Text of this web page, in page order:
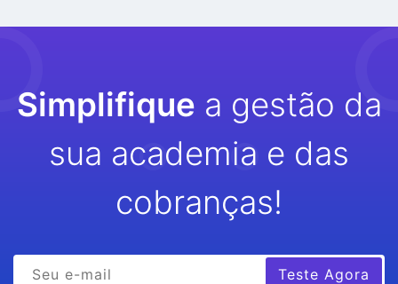
Simplifique a gestão da
sua academia e das
cobranças!
Teste Agora